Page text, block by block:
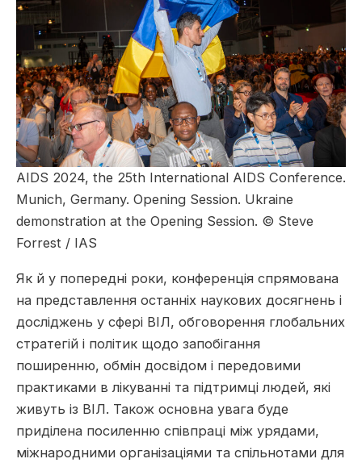
AIDS 2024, the 25th International AIDS Conference.
Munich, Germany. Opening Session. Ukraine
demonstration at the Opening Session. © Steve
Forrest / IAS
Як й у попередні роки, конференція спрямована
на представлення останніх наукових досягнень і
досліджень у сфері ВІЛ, обговорення глобальних
стратегій і політик щодо запобігання
поширенню, обмін досвідом і передовими
практиками в лікуванні та підтримці людей, які
живуть із ВІЛ. Також основна увага буде
приділена посиленню співпраці між урядами,
міжнародними організаціями та спільнотами для